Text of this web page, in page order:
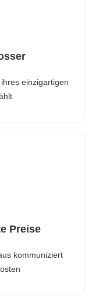
einzigartigen
Preise
kommuniziert